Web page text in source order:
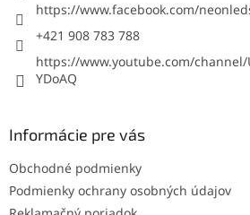
v
v
https://www.facebook.com/
+421 908 783 788
https://www.youtube.com/channel/
YDoAQ
Informácie pre vás
Obchodné podmienky
Podmienky ochrany osobných údajov